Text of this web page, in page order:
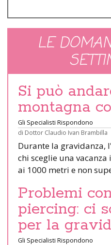
LE
Si può
montagna
Gli Specialisti Rispondono
di Dottor Claudio Ivan Brambilla
Durante la
chi sceglie una
ai 1000 metri e non
Problemi
piercing: ci
per la
Gli Specialisti Rispondono